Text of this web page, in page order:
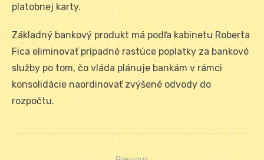
platobnej karty.
Základný bankový produkt má podľa kabinetu Roberta
Fica eliminovať prípadné rastúce poplatky za bankové
služby po tom, čo vláda plánuje bankám v rámci
konsolidácie naordinovať zvýšené odvody do
rozpočtu.